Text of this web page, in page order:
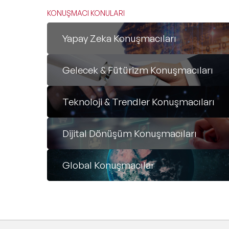
KONUŞMACI KONULARI
Yapay Zeka Konuşmacıları
Gelecek & Fütürizm Konuşmacıları
Teknoloji & Trendler Konuşmacıları
Dijital Dönüşüm Konuşmacıları
Global Konuşmacılar